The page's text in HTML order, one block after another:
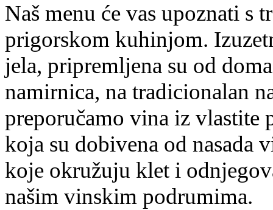
Naš menu će vas upoznati s
prigorskom kuhinjom.
jela, pripremljena su od
namirnica, na tradicionalan
preporučamo vina iz vlastite
koja su dobivena od nasada
koje okružuju klet i
našim vinskim podrumima.